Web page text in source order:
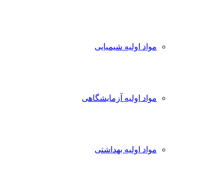
مواد اولیه شیمیایی
مواد اولیه آزمایشگاهی
مواد اولیه بهداشتی